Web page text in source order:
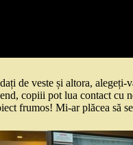
de veste și altora,
copiii pot lua contact cu
frumos! Mi-ar plăcea să